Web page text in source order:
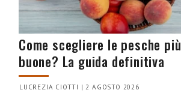
Come scegliere le pesche più
buone? La guida definitiva
LUCREZIA CIOTTI | 2 AGOSTO 2026